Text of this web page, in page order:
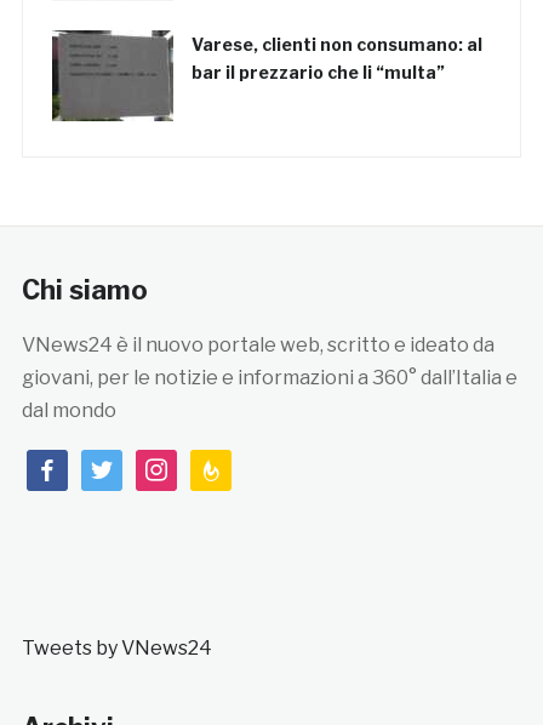
Varese, clienti non consumano: al
bar il prezzario che li “multa”
Chi siamo
VNews24 è il nuovo portale web, scritto e ideato da
giovani, per le notizie e informazioni a 360° dall’Italia e
dal mondo
facebooktwitterinstagramfeedburner
Tweets by VNews24